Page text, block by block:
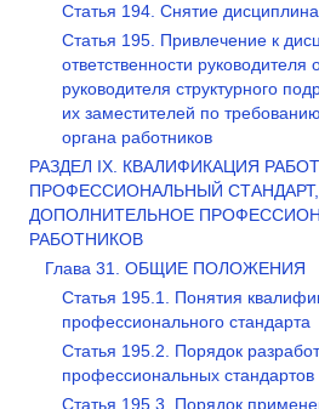
Статья 194. Снятие
Статья 195. Привлечение к
ответственности руководителя
руководителя структурного
их заместителей по
органа работников
РАЗДЕЛ IX. КВАЛИФИКАЦИЯ
ПРОФЕССИОНАЛЬНЫЙ
ДОПОЛНИТЕЛЬНОЕ
РАБОТНИКОВ
Глава 31. ОБЩИЕ ПОЛОЖЕНИЯ
Статья 195.1. Понятия
профессионального стандарта
Статья 195.2. Порядок
профессиональных стандартов
Статья 195.3. Порядок